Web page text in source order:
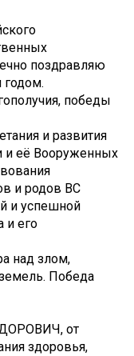
поздравляю
победы
и развития
и её Вооруженных
и родов ВС
и успешной
и его
над злом,
Победа
от
здоровья,